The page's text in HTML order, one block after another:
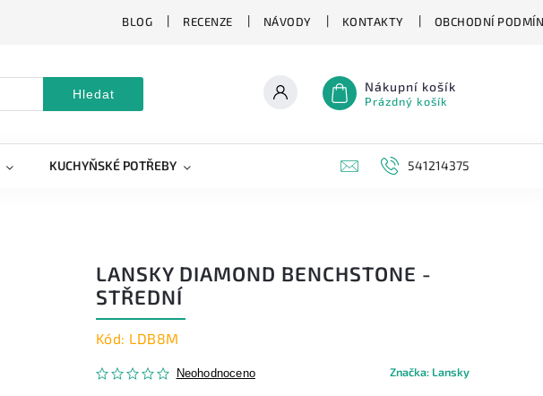
BLOG RECENZE NÁVODY KONTAKTY OBCHODNÍ
Hledat Nákupní košík
Prázdný košík
KUCHYŇSKÉ POTŘEBY NOVINKY ZNAČKY
541214375
LANSKY DIAMOND BENCHSTONE -
STŘEDNÍ
Kód: LDB8M
Neohodnoceno Značka: Lansky